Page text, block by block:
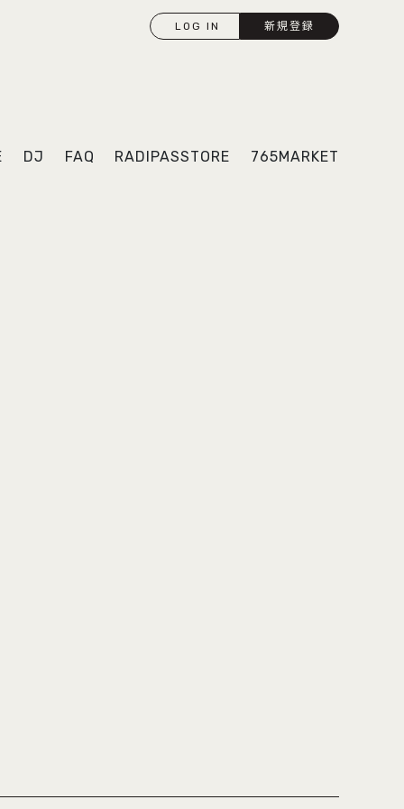
LOG IN 新規登録
DJ FAQ RADIPASSTORE 765MARKET